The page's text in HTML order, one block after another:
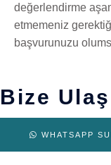
değerlendirme
etmemeniz
başvurunuzu
Bize
WHATSAPP